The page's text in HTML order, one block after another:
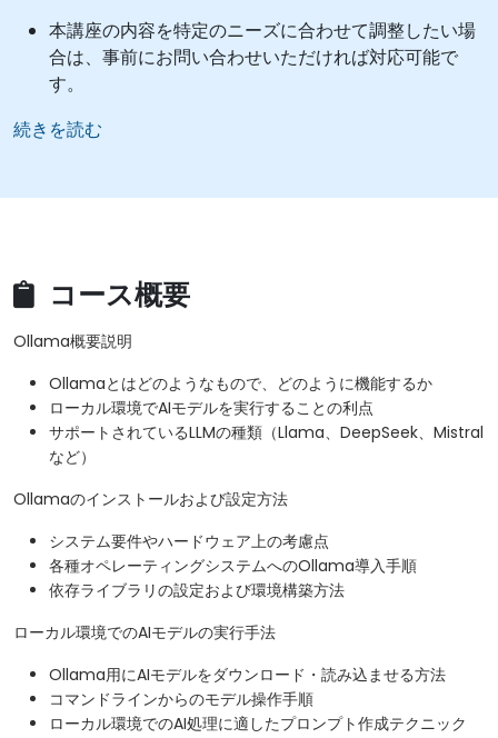
本講座の内容を特定のニーズに合わせて調整したい場
合は、事前にお問い合わせいただければ対応可能で
す。
続きを読む
コース概要
Ollama概要説明
Ollamaとはどのようなもので、どのように機能するか
ローカル環境でAIモデルを実行することの利点
​サポートされているLLMの種類（Llama、DeepSeek、Mistral
など）
Ollamaのインストールおよび設定方法
システム要件やハードウェア上の考慮点
各種オペレーティングシステムへのOllama導入手順
​依存ライブラリの設定および環境構築方法
ローカル環境でのAIモデルの実行手法
Ollama用にAIモデルをダウンロード・読み込ませる方法
コマンドラインからのモデル操作手順
​ローカル環境でのAI処理に適したプロンプト作成テクニック